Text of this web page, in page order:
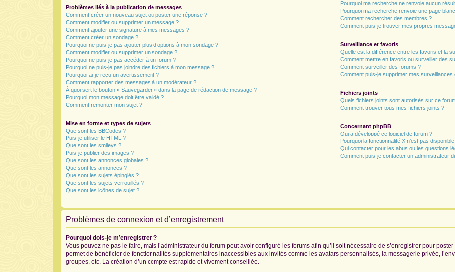
Problèmes liés à la publication de messages
Comment créer un nouveau sujet ou poster une réponse ?
Comment modifier ou supprimer un message ?
Comment ajouter une signature à mes messages ?
Comment créer un sondage ?
Pourquoi ne puis-je pas ajouter plus d’options à mon sondage ?
Comment modifier ou supprimer un sondage ?
Pourquoi ne puis-je pas accéder à un forum ?
Pourquoi ne puis-je pas joindre des fichiers à mon message ?
Pourquoi ai-je reçu un avertissement ?
Comment rapporter des messages à un modérateur ?
À quoi sert le bouton « Sauvegarder » dans la page de rédaction de message ?
Pourquoi mon message doit être validé ?
Comment remonter mon sujet ?
Mise en forme et types de sujets
Que sont les BBCodes ?
Puis-je utiliser le HTML ?
Que sont les smileys ?
Puis-je publier des images ?
Que sont les annonces globales ?
Que sont les annonces ?
Que sont les sujets épinglés ?
Que sont les sujets verrouillés ?
Que sont les icônes de sujet ?
Pourquoi ma recherche ne renvoie aucun
Pourquoi ma recherche renvoie une page
Comment rechercher des membres ?
Comment puis-je trouver mes propres
Surveillance et favoris
Quelle est la différence entre les favoris et la
Comment mettre en favoris ou surveiller des
Comment surveiller des forums ?
Comment puis-je supprimer mes surveillances
Fichiers joints
Quels fichiers joints sont autorisés sur ce
Comment trouver tous mes fichiers joints ?
Concernant phpBB
Qui a développé ce logiciel de forum ?
Pourquoi la fonctionnalité X n’est pas disponible
Qui contacter pour les abus ou les questions
Comment puis-je contacter un administrateur
Problèmes de connexion et d’enregistrement
Pourquoi dois-je m’enregistrer ?
Vous pouvez ne pas le faire, mais l’administrateur du forum peut avoir configuré les forums afin qu’il soit nécessaire de s’enregistrer pour
permet de bénéficier de fonctionnalités supplémentaires inaccessibles aux invités comme les avatars personnalisés, la messagerie privée,
groupes, etc. La création d’un compte est rapide et vivement conseillée.